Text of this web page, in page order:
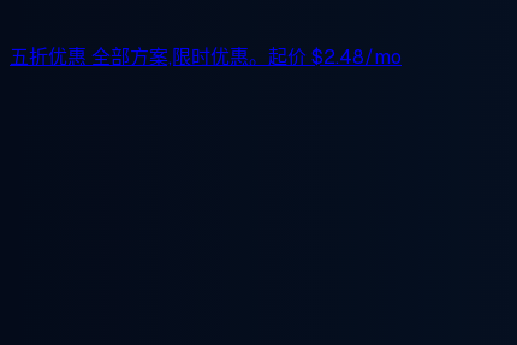
五折优惠 全部方案,限时优惠。起价$2.48/mo